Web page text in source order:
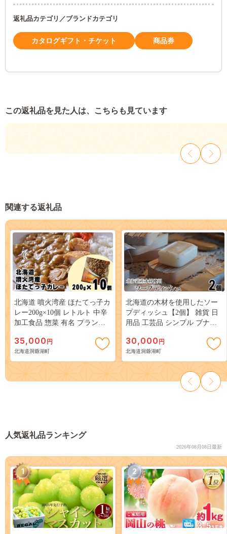
返礼品カテゴリ／ブランドカテゴリ
カタログギフト・チケット 商品券
この返礼品を見た人は、こちらも見ています
関連する返礼品
北海道 噴火湾産 ほたてっ子カ
レー200g×10個 レトルト 中辛
加工食品 惣菜 有名 プランク
パイス 香る やさしい 人気メ
ニュー 電子レンジ 簡単 食べ
応え 特製
35,000 円
北海道洞爺湖町
北海道の木材を使用したソー
プディッシュ【2個】 雑貨 日
用品 工芸品 シンプル ブナ材
天然
30,000 円
北海道洞爺湖町
人気返礼品ランキング
2026年08月08日最新
1 2